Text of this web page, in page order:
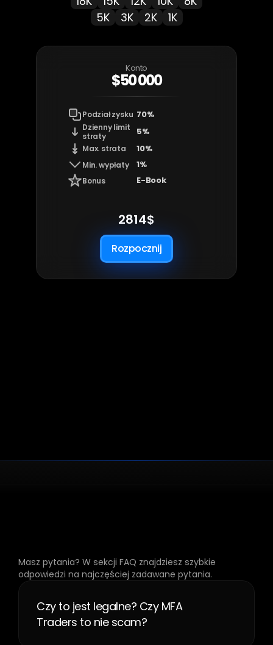
5K
3K 2K 1K
Konto
$50 000
5%
Dzienny limit
straty
Podział zysku 70%
Min. wypłaty 1%
Max. strata 10%
Bonus E-Book
2814$
Rozpocznij
Masz pytania? W sekcji FAQ znajdziesz szybkie
odpowiedzi na najczęściej zadawane pytania.
Czy to jest legalne? Czy MFA
Traders to nie scam?